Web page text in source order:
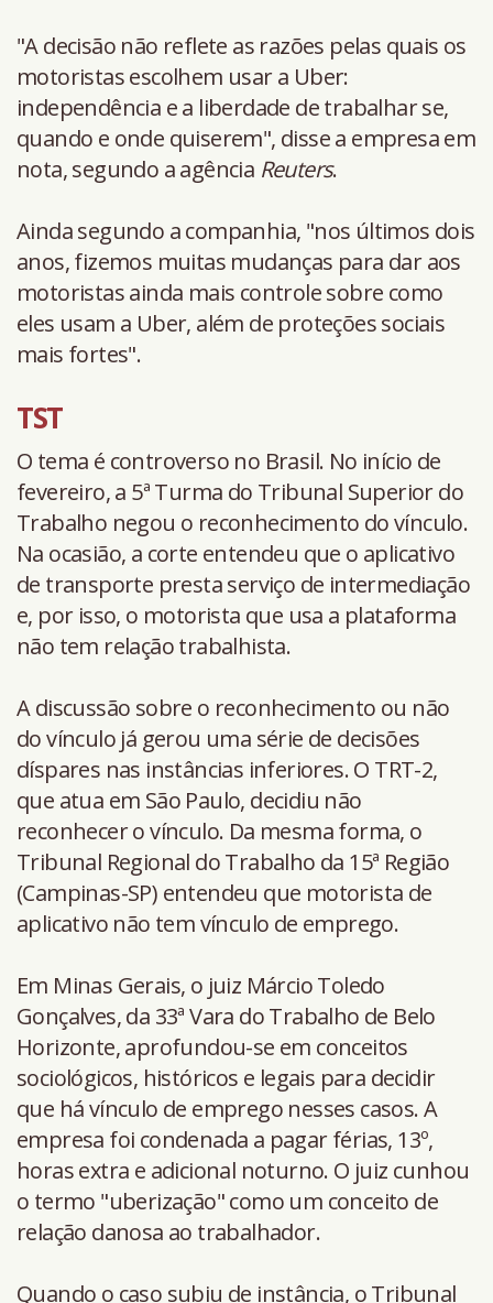
"A decisão não reflete as razões pelas quais os
motoristas escolhem usar a Uber:
independência e a liberdade de trabalhar se,
quando e onde quiserem", disse a empresa em
nota, segundo a agência Reuters.
Ainda segundo a companhia, "nos últimos dois
anos, fizemos muitas mudanças para dar aos
motoristas ainda mais controle sobre como
eles usam a Uber, além de proteções sociais
mais fortes".
TST
O tema é controverso no Brasil. No início de
fevereiro, a 5ª Turma do Tribunal Superior do
Trabalho negou o reconhecimento do vínculo.
Na ocasião, a corte entendeu que o aplicativo
de transporte presta serviço de intermediação
e, por isso, o motorista que usa a plataforma
não tem relação trabalhista.
A discussão sobre o reconhecimento ou não
do vínculo já gerou uma série de decisões
díspares nas instâncias inferiores. O TRT-2,
que atua em São Paulo, decidiu não
reconhecer o vínculo. Da mesma forma, o
Tribunal Regional do Trabalho da 15ª Região
(Campinas-SP) entendeu que motorista de
aplicativo não tem vínculo de emprego.
Em Minas Gerais, o juiz Márcio Toledo
Gonçalves, da 33ª Vara do Trabalho de Belo
Horizonte, aprofundou-se em conceitos
sociológicos, históricos e legais para decidir
que há vínculo de emprego nesses casos. A
empresa foi condenada a pagar férias, 13º,
horas extra e adicional noturno. O juiz cunhou
o termo "uberização" como um conceito de
relação danosa ao trabalhador.
Quando o caso subiu de instância, o Tribunal